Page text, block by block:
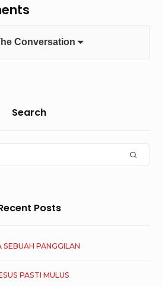
Conversation
Search
Posts
PANGGILAN
PASTI MULUS